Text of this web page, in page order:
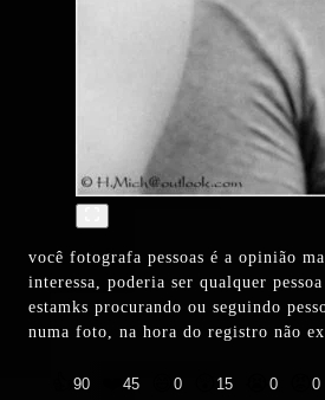
você fotografa pessoas é a opinião
interessa, poderia ser qualquer
estamks procurando ou seguindo
numa foto, na hora do registro não
90 45 0 15 0 0